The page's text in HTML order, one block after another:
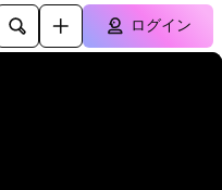
ログイン